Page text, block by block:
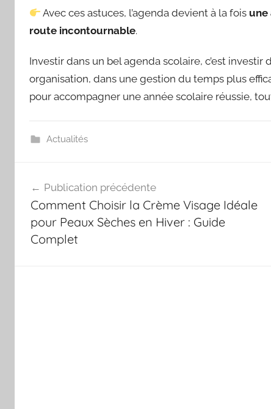
Avec ces astuces, l’agenda devient à la fois une
route incontournable.
Investir dans un bel agenda scolaire, c’est
organisation, dans une gestion du temps plus
pour accompagner une année scolaire réussie,
Actualités
de
l’article
Publication précédente
Comment Choisir la Crème Visage Idéale
pour Peaux Sèches en Hiver : Guide
Complet